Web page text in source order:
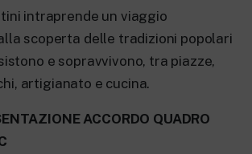
intraprende un viaggio
scoperta delle tradizioni popolari
e sopravvivono, tra piazze,
artigianato e cucina.
ACCORDO QUADRO